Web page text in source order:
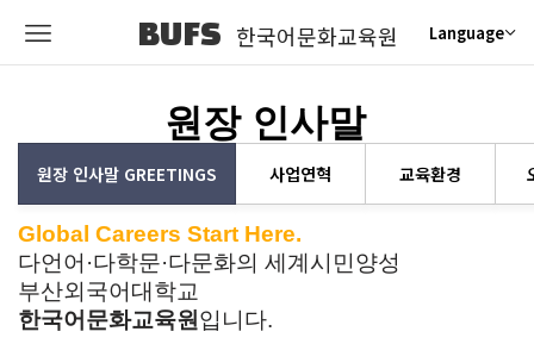
BUFS 한국어문화교육원 Language
원장 인사말 GREETINGS 사업연혁 교육환경
원장 인사말
Global Careers Start Here.
다언어·다학문·다문화의 세계시민양성
부산외국어대학교
한국어문화교육원 입니다.